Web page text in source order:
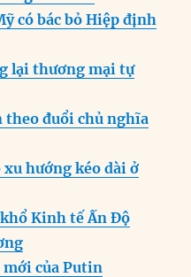
a
có bác bỏ Hiệp định
lại thương mại tự
theo đuổi chủ nghĩa
xu hướng kéo dài ở
Kinh tế Ấn Độ
mới của Putin